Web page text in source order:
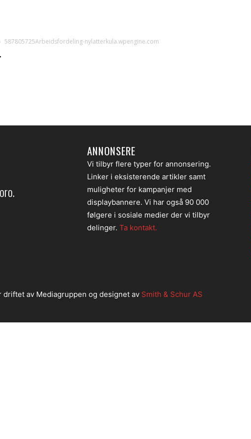
587805725Arbeidsfordeling-nylatterkula.wpengine.com
ANNONSERE
Vi tilbyr flere typer for annonsering.
Linker i eksisterende artikler samt
muligheter for kampanjer med
displaybannere. Vi har også 90 000
følgere i sosiale medier der vi tilbyr
delinger. Ta kontakt.
driftet av Mediagruppen og designet av Smith & Schur AS